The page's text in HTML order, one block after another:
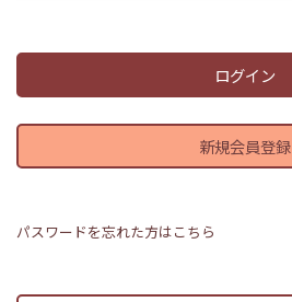
ログイン
新規会員登録
パスワードを忘れた方はこちら